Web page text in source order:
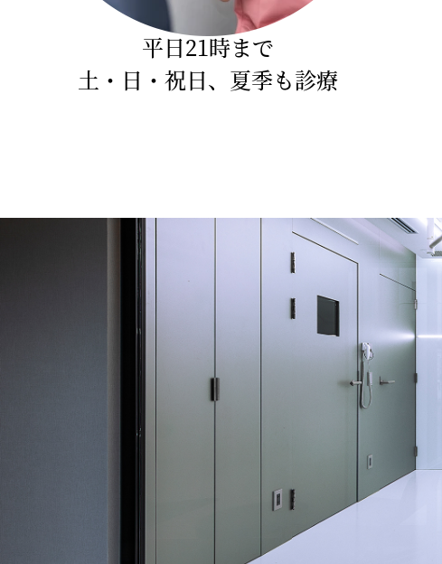
平日21時まで
土・日・祝日、夏季も診療